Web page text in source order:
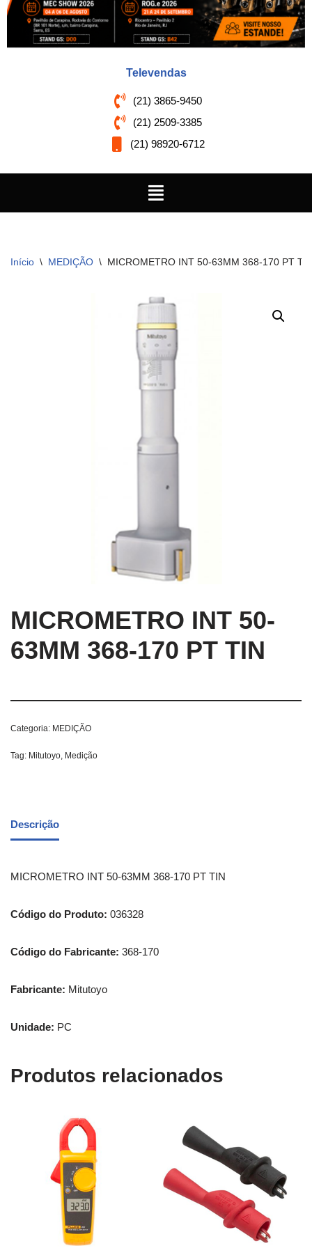
Televendas
(21) 3865-9450
(21) 2509-3385
(21) 98920-6712
Início \ MEDIÇÃO \ MICROMETRO INT 50-63MM 368-170 PT
MICROMETRO INT 50-
63MM 368-170 PT TIN
Categoria: MEDIÇÃO
Tag: Mitutoyo, Medição
Descrição
MICROMETRO INT 50-63MM 368-170 PT TIN
Código do Produto: 036328
Código do Fabricante: 368-170
Fabricante: Mitutoyo
Unidade: PC
Produtos relacionados